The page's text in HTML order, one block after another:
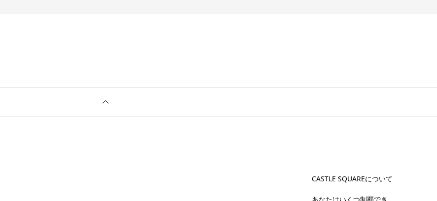
CASTLE SQUAREについて